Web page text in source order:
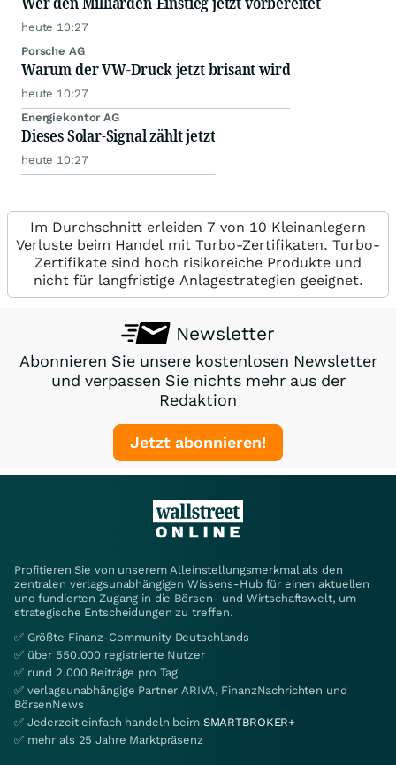
heute 10:27
Porsche AG
Warum der VW-Druck jetzt brisant wird
heute 10:27
Energiekontor AG
Dieses Solar-Signal zählt jetzt
heute 10:27
Im Durchschnitt erleiden 7 von 10 Kleinanlegern
Verluste beim Handel mit Turbo-Zertifikaten. Turbo-
Zertifikate sind hoch risikoreiche Produkte und
nicht für langfristige Anlagestrategien geeignet.
Newsletter
Abonnieren Sie unsere kostenlosen Newsletter
und verpassen Sie nichts mehr aus der
Redaktion
Jetzt abonnieren!
Profitieren Sie von unserem Alleinstellungsmerkmal als den
zentralen verlagsunabhängigen Wissens-Hub für einen aktuellen
und fundierten Zugang in die Börsen- und Wirtschaftswelt, um
strategische Entscheidungen zu treffen.
✅ Größte Finanz-Community Deutschlands
✅ über 550.000 registrierte Nutzer
✅ rund 2.000 Beiträge pro Tag
✅ verlagsunabhängige Partner ARIVA, FinanzNachrichten und
BörsenNews
✅ Jederzeit einfach handeln beim SMARTBROKER+
✅ mehr als 25 Jahre Marktpräsenz